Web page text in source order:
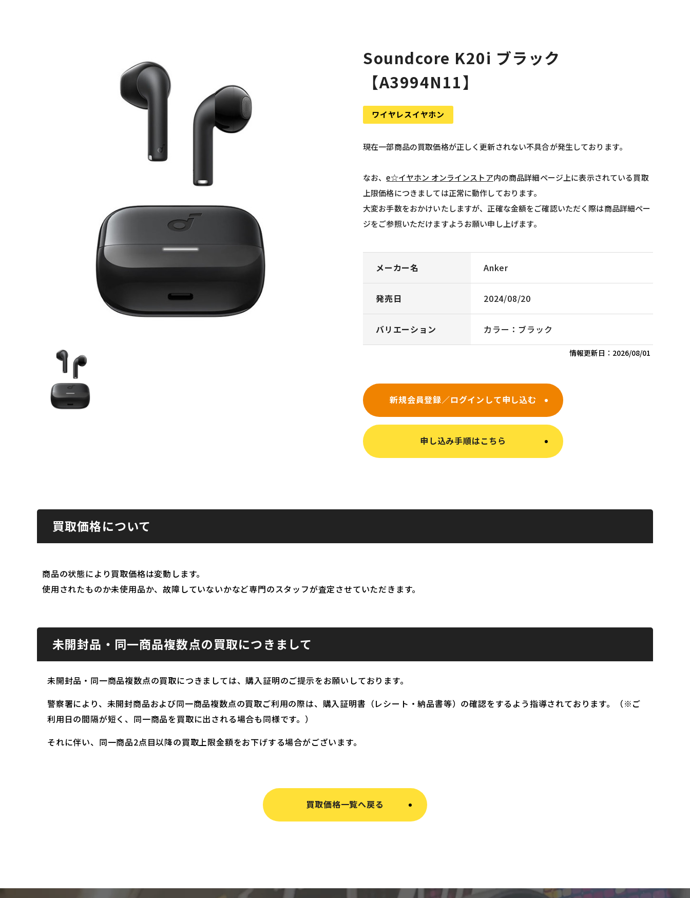
Soundcore K20i ブラック
【A3994N11】
ワイヤレスイヤホン
現在一部商品の買取価格が正しく更新されない不具合が発生しております。
なお、e☆イヤホン オンラインストア内の商品詳細ページ上に表示されている買取
上限価格につきましては正常に動作しております。
大変お手数をおかけいたしますが、正確な金額をご確認いただく際は商品詳細ペー
ジをご参照いただけますようお願い申し上げます。
メーカー名 Anker
発売日 2024/08/20
バリエーション カラー：ブラック
情報更新日： 2026/08/01
新規会員登録／ログインして申し込む
申し込み手順はこちら
買取価格について
商品の状態により買取価格は変動します。
使用されたものか未使用品か、故障していないかなど専門のスタッフが査定させていただきます。
未開封品・同一商品複数点の買取につきまして
未開封品・同一商品複数点の買取につきましては、購入証明のご提示をお願いしております。
警察署により、未開封商品および同一商品複数点の買取ご利用の際は、購入証明書（レシート・納品書等）の確認をするよう指導されております。（※ご
利用日の間隔が短く、同一商品を買取に出される場合も同様です。）
それに伴い、同一商品2点目以降の買取上限金額をお下げする場合がございます。
買取価格一覧へ戻る